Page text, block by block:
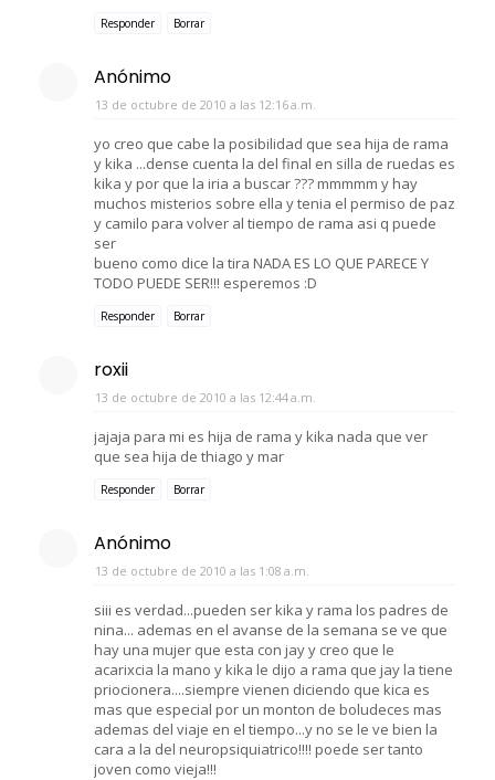
Responder Borrar
Anónimo
13 de octubre de 2010 a las 12:16 a.m.
yo creo que cabe la posibilidad que sea hija de rama
y kika ...dense cuenta la del final en silla de ruedas es
kika y por que la iria a buscar ??? mmmmm y hay
muchos misterios sobre ella y tenia el permiso de paz
y camilo para volver al tiempo de rama asi q puede
ser
bueno como dice la tira NADA ES LO QUE PARECE Y
TODO PUEDE SER!!! esperemos :D
Responder Borrar
roxii
13 de octubre de 2010 a las 12:44 a.m.
jajaja para mi es hija de rama y kika nada que ver
que sea hija de thiago y mar
Responder Borrar
Anónimo
13 de octubre de 2010 a las 1:08 a.m.
siii es verdad...pueden ser kika y rama los padres de
nina... ademas en el avanse de la semana se ve que
hay una mujer que esta con jay y creo que le
acarixcia la mano y kika le dijo a rama que jay la tiene
priocionera....siempre vienen diciendo que kica es
mas que especial por un monton de boludeces mas
ademas del viaje en el tiempo...y no se le ve bien la
cara a la del neuropsiquiatrico!!!! poede ser tanto
joven como vieja!!!